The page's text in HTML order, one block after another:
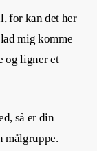
for kan det her
mig komme
og ligner et
så er din
målgruppe.